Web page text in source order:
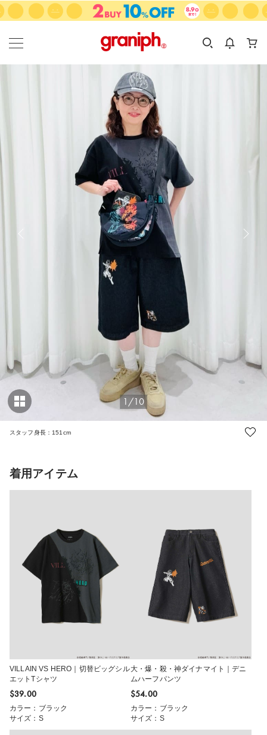
カテゴリーから探す
KIDS
カテゴリ
サイズ
1/10
スタッフ身長：151cm
着用アイテム
VILLAIN VS HERO｜切替ビッグシル
エットTシャツ
$‌39.00
カラー：ブラック
サイズ：S
大・爆・殺・神ダイナマイト｜デニ
ムハーフパンツ
$‌54.00
カラー：ブラック
サイズ：S